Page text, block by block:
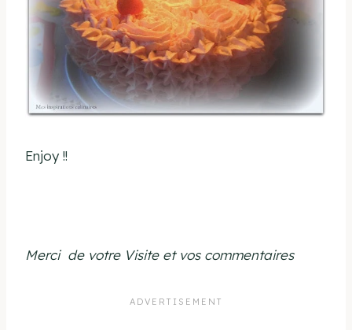
Enjoy !!
Merci de votre Visite et vos commentaires